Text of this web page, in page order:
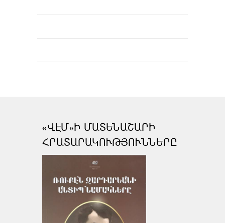
«ՎԷՄ»Ի ՄԱՏԵՆԱՇԱՐԻ
ՀՐԱՏԱՐԱԿՈՒԹՅՈՒՆՆԵՐԸ